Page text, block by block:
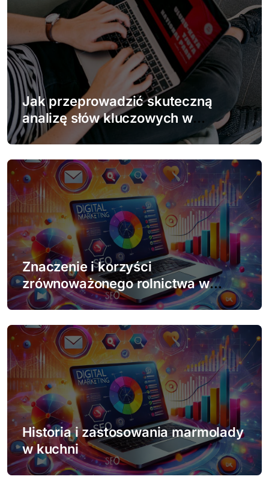
j
a
w
p
i
s
u
Jak przeprowadzić skuteczną
analizę słów kluczowych w
darmowych narzędziach
Znaczenie i korzyści
zrównoważonego rolnictwa w
dzisiejszym świecie
Historia i zastosowania marmolady
w kuchni